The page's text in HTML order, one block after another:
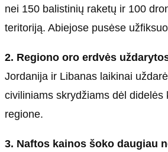
nei 150 balistinių raketų ir 100
teritoriją. Abiejose pusėse
2. Regiono oro erdvės
Jordanija ir Libanas laikinai
civiliniams skrydžiams dėl didelės
regione.
3. Naftos kainos šoko daugiau